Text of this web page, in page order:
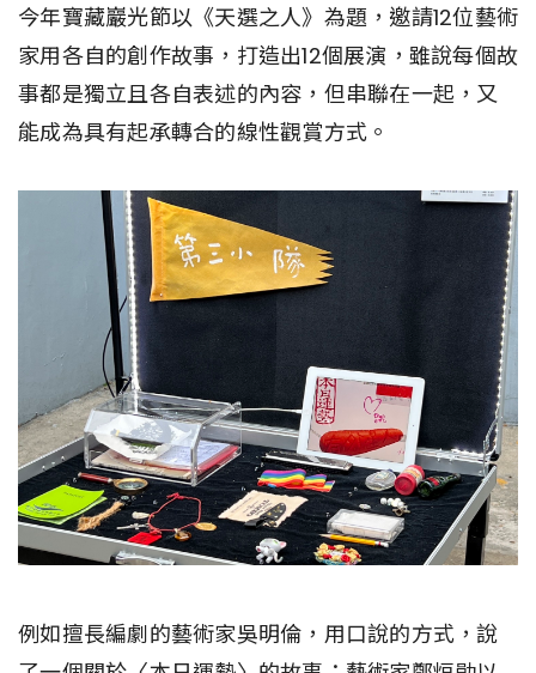
今年寶藏巖光節以《天選之人》為題，邀請12位藝術
家用各自的創作故事，打造出12個展演，雖說每個故
事都是獨立且各自表述的內容，但串聯在一起，又
能成為具有起承轉合的線性觀賞方式。
例如擅長編劇的藝術家吳明倫，用口說的方式，說